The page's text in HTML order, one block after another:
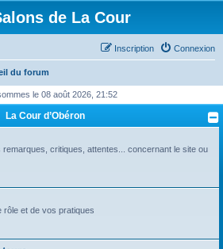
de La Cour
Connexion
Inscription
du forum
le 08 août 2026, 21:52
La Cour d’Obéron
critiques, attentes... concernant le site ou
rôle et de vos pratiques